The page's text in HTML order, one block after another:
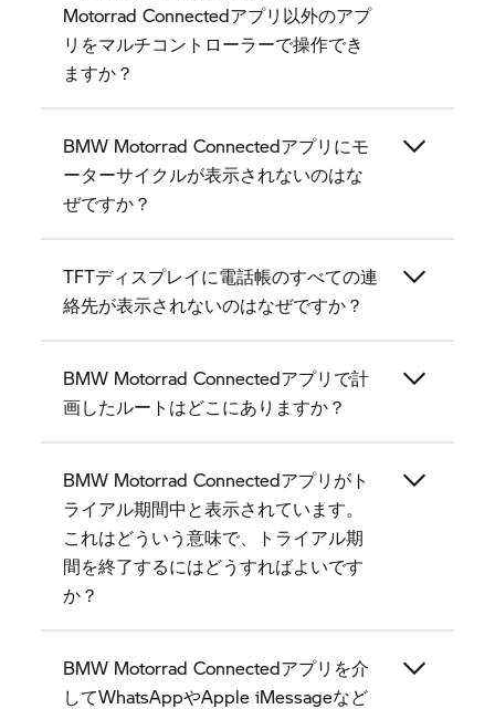
Motorrad Connectedアプリ以外のアプ
リをマルチコントローラーで操作でき
ますか？
BMW Motorrad Connectedアプリにモ
ーターサイクルが表示されないのはな
ぜですか？
TFTディスプレイに電話帳のすべての連
絡先が表示されないのはなぜですか？
BMW Motorrad Connectedアプリで計
画したルートはどこにありますか？
BMW Motorrad Connectedアプリがト
ライアル期間中と表示されています。
これはどういう意味で、トライアル期
間を終了するにはどうすればよいです
か？
BMW Motorrad Connectedアプリを介
してWhatsAppやApple iMessageなど